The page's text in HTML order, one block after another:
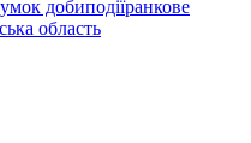
добиподіїранкове
область